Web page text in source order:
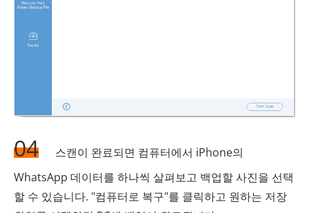
04
스캔이 완료되면 컴퓨터에서 iPhone의
WhatsApp 데이터를 하나씩 살펴보고 백업할 사진을 선택
할 수 있습니다. "컴퓨터로 복구"를 클릭하고 원하는 저장